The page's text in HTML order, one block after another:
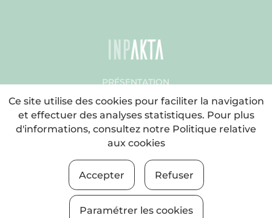
PRÉSENTATION
DES ARTICLES
LES MAGAZINES
BLOG
IMPACT SOCIAL
ORDRE DU JOUR
LEGE OHARRA
Ce site utilise des cookies pour faciliter la navigation
et effectuer des analyses statistiques. Pour plus
d'informations, consultez notre Politique relative
aux cookies
Accepter Refuser
Paramétrer les cookies